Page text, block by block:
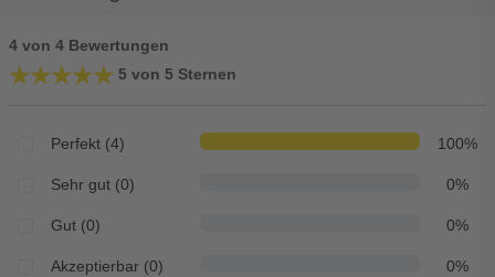
4 von 4 Bewertungen
★★★★★
★★★★★ 5 von 5 Sternen
Perfekt (4) 100%
Sehr gut (0) 0%
Gut (0) 0%
Akzeptierbar (0) 0%